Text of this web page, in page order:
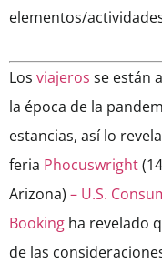
elementos/
Los viajeros se están
la época de la
estancias, así lo
feria Phocuswright
Arizona) – U.S.
Booking ha revelado
de las